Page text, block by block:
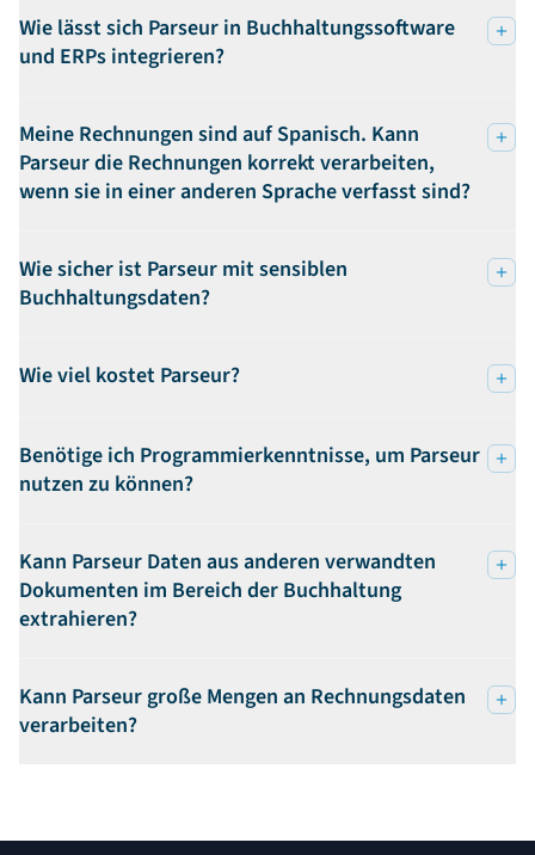
Wie lässt sich Parseur in Buchhaltungssoftware
und ERPs integrieren?
Meine Rechnungen sind auf Spanisch. Kann
Parseur die Rechnungen korrekt verarbeiten,
wenn sie in einer anderen Sprache verfasst sind?
Wie sicher ist Parseur mit sensiblen
Buchhaltungsdaten?
Wie viel kostet Parseur?
Benötige ich Programmierkenntnisse, um Parseur
nutzen zu können?
Kann Parseur Daten aus anderen verwandten
Dokumenten im Bereich der Buchhaltung
extrahieren?
Kann Parseur große Mengen an Rechnungsdaten
verarbeiten?